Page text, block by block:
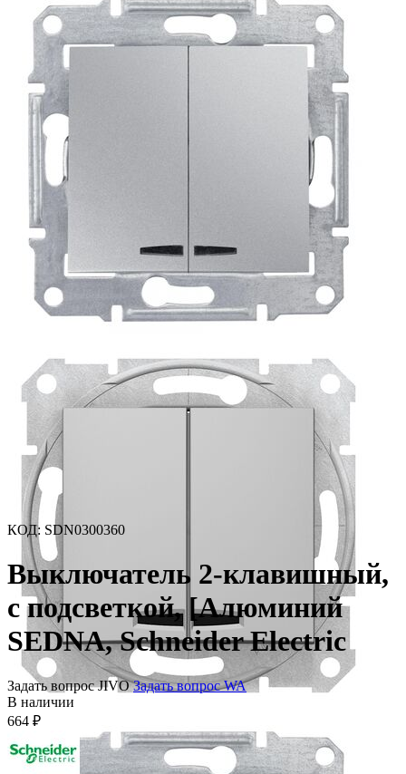
КОД: SDN0300360
Выключатель 2-клавишный,
с подсветкой, [Алюминий
SEDNA, Schneider Electric
Задать вопрос JIVO Задать вопрос WA
В наличии
664 ₽